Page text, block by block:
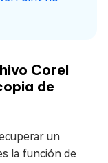
Corel
de
un
la función de